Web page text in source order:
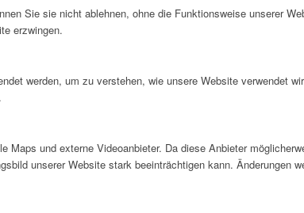
Sie sie nicht ablehnen, ohne die Funktionsweise unserer
erzwingen.
werden, um zu verstehen, wie unsere Website verwendet
und externe Videoanbieter. Da diese Anbieter
unserer Website stark beeinträchtigen kann. Änderungen